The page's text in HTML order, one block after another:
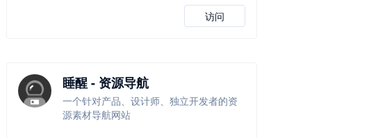
访问
睡醒 - 资源导航
一个针对产品、设计师、独立开发者的资
源素材导航网站